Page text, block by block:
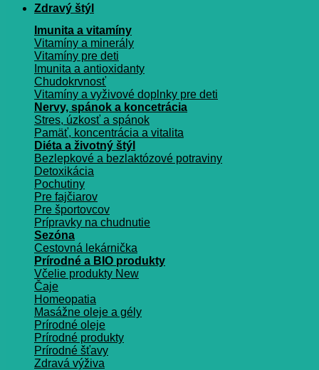
Zdravý štýl
Imunita a vitamíny
Vitamíny a minerály
Vitamíny pre deti
Imunita a antioxidanty
Chudokrvnosť
Vitamíny a vyživové doplnky pre deti
Nervy, spánok a koncetrácia
Stres, úzkosť a spánok
Pamäť, koncentrácia a vitalita
Diéta a životný štýl
Bezlepkové a bezlaktózové potraviny
Detoxikácia
Pochutiny
Pre fajčiarov
Pre športovcov
Prípravky na chudnutie
Sezóna
Cestovná lekárnička
Prírodné a BIO produkty
Včelie produkty
Čaje
Homeopatia
Masážne oleje a gély
Prírodné oleje
Prírodné produkty
Prírodné šťavy
Zdravá výživa